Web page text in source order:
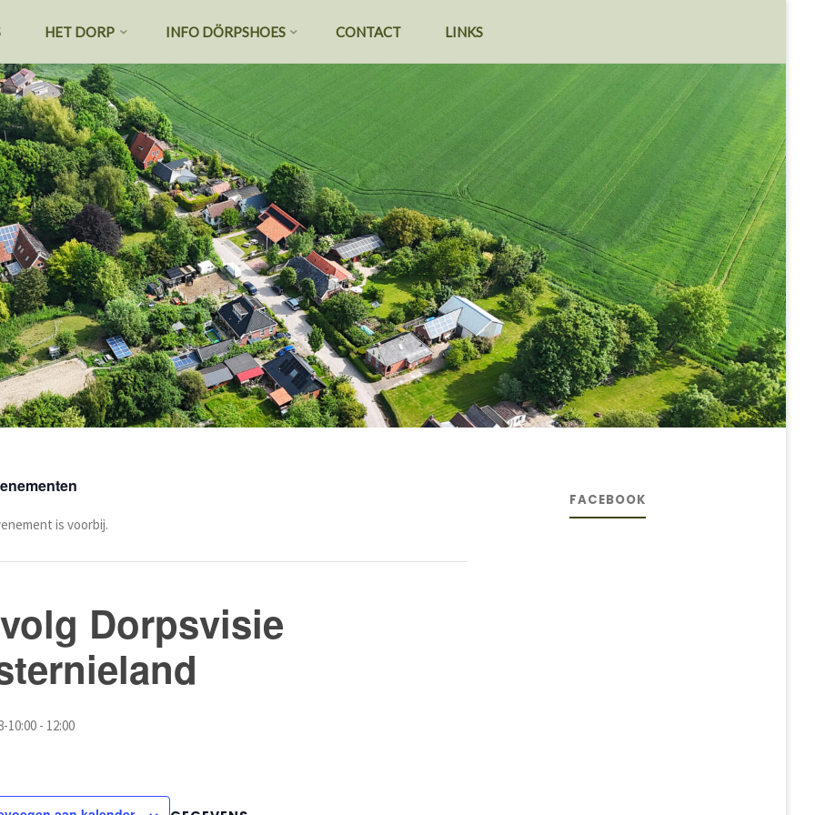
HET DORP INFO DÖRPSHOES CONTACT LINKS
is voorbij.
Dorpsvisie
10:00- 12:00
FACEBOOK